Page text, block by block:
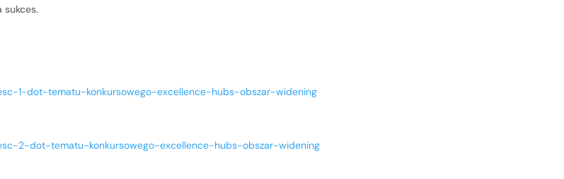
1-dot-tematu-konkursowego-excellence-hubs-obszar-widening
2-dot-tematu-konkursowego-excellence-hubs-obszar-widening